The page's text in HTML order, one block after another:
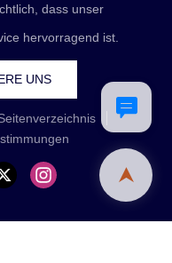
dass unser
hervorragend ist.
UNS